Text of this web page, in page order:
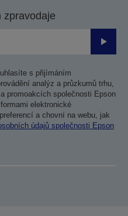
zpravodaje
s přijímáním
analýz a průzkumů trhu,
promoakcích společnosti Epson
elektronické
a chovní na webu, jak
údajů společnosti Epson